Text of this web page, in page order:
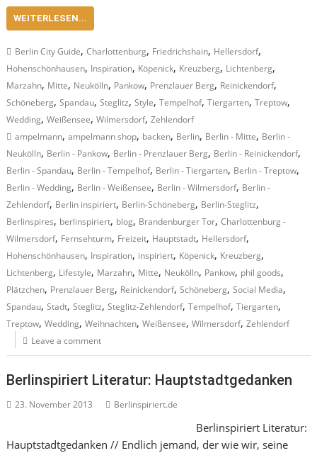
WEITERLESEN...
Berlin City Guide,Charlottenburg, Friedrichshain, Hellersdorf,
Hohenschönhausen, Inspiration, Köpenick, Kreuzberg, Lichtenberg,
Marzahn, Mitte, Neukölln, Pankow, Prenzlauer Berg, Reinickendorf,
Schöneberg,Spandau,Steglitz,Style,Tempelhof,Tiergarten,Treptow,
Wedding,Weißensee,Wilmersdorf,Zehlendorf
ampelmann,ampelmann shop, backen, Berlin, Berlin - Mitte, Berlin -
Neukölln, Berlin - Pankow, Berlin - Prenzlauer Berg, Berlin - Reinickendorf,
Berlin - Spandau, Berlin - Tempelhof, Berlin - Tiergarten, Berlin - Treptow,
Berlin - Wedding, Berlin - Weißensee, Berlin - Wilmersdorf, Berlin -
Zehlendorf, Berlin inspiriert, Berlin-Schöneberg, Berlin-Steglitz,
Berlinspires, berlinspiriert, blog, Brandenburger Tor,Charlottenburg -
Wilmersdorf, Fernsehturm, Freizeit, Hauptstadt, Hellersdorf,
Hohenschönhausen, Inspiration, inspiriert, Köpenick, Kreuzberg,
Lichtenberg, Lifestyle, Marzahn, Mitte, Neukölln, Pankow, phil goods,
Plätzchen, Prenzlauer Berg, Reinickendorf,Schöneberg,Social Media,
Spandau,Stadt,Steglitz,Steglitz-Zehlendorf,Tempelhof,Tiergarten,
Treptow,Wedding,Weihnachten,Weißensee,Wilmersdorf,Zehlendorf
Leave a comment
Berlinspiriert Literatur: Hauptstadtgedanken
23. November 2013 Berlinspiriert.de
Berlinspiriert Literatur:
Hauptstadtgedanken // Endlich jemand, der wie wir, seine